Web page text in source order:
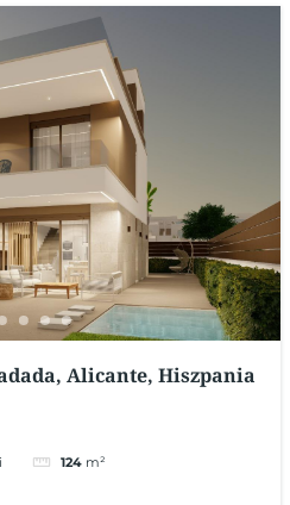
Alicante, Hiszpania
124 m²